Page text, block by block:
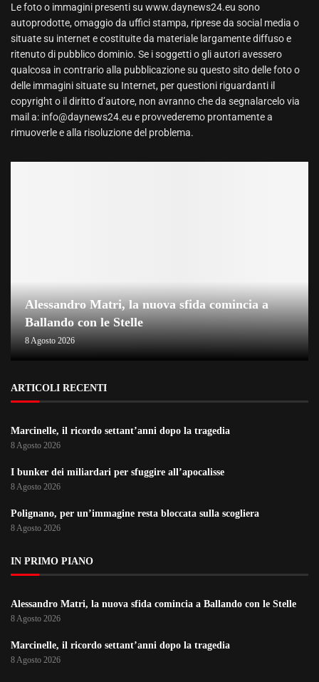
Le foto o immagini presenti su www.daynews24.eu sono
autoprodotte, omaggio da uffici stampa, riprese da social media o
situate su internet e costituite da materiale largamente diffuso e
ritenuto di pubblico dominio. Se i soggetti o gli autori avessero
qualcosa in contrario alla pubblicazione su questo sito delle foto o
delle immagini situate su Internet, per questioni riguardanti il
copyright o il diritto d’autore, non avranno che da segnalarcelo via
mail a: info@daynews24.eu e provvederemo prontamente a
rimuoverle e alla risoluzione del problema.
Alessandro Matri, la nuova sfida comincia a
Ballando con le Stelle
8 Agosto 2026
ARTICOLI RECENTI
Marcinelle, il ricordo settant’anni dopo la tragedia
8 Agosto 2026
I bunker dei miliardari per sfuggire all’apocalisse
8 Agosto 2026
Polignano, per un’immagine resta bloccata sulla scogliera
8 Agosto 2026
IN PRIMO PIANO
Alessandro Matri, la nuova sfida comincia a Ballando con le Stelle
8 Agosto 2026
Marcinelle, il ricordo settant’anni dopo la tragedia
8 Agosto 2026